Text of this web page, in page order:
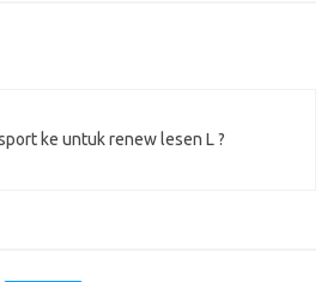
ke untuk renew lesen L ?